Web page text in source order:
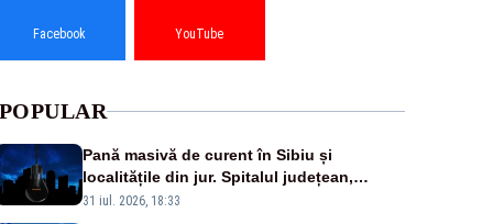
Facebook YouTube
POPULAR
Pană masivă de curent în Sibiu și
localitățile din jur. Spitalul județean,
semafoarele, rețelele de telefonie, grav
31 iul. 2026, 18:33